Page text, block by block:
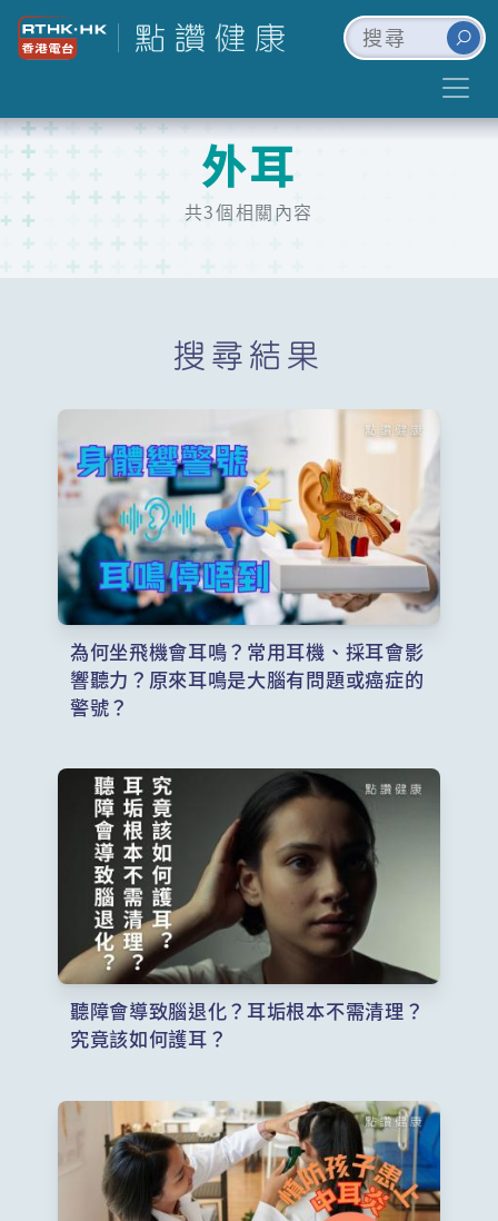
外耳
共3個相關內容
搜尋結果
為何坐飛機會耳鳴？常用耳機、採耳會影
響聽力？原來耳鳴是大腦有問題或癌症的
警號？
聽障會導致腦退化？耳垢根本不需清理？
究竟該如何護耳？